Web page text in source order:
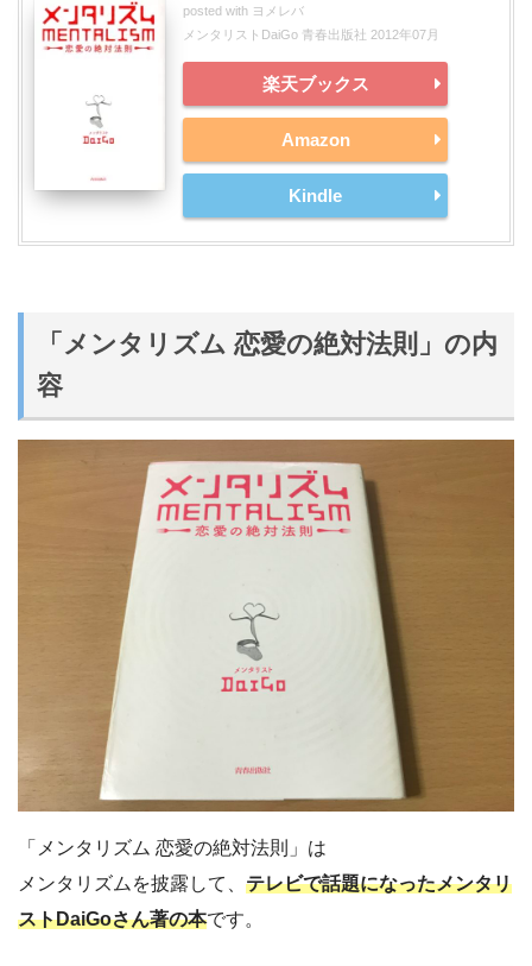
posted with ヨメレバ
メンタリストDaiGo 青春出版社 2012年07月
楽天ブックス
Amazon
Kindle
「メンタリズム 恋愛の絶対法則」の内
容
「メンタリズム 恋愛の絶対法則」は
メンタリズムを披露して、 テレビで話題になったメンタリ
ストDaiGoさん著の本です。